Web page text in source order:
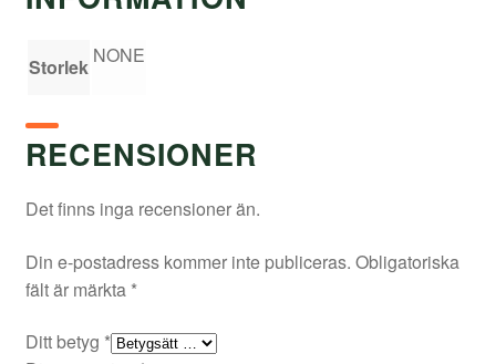
Storlek NONE
RECENSIONER
Det finns inga recensioner än.
Din e-postadress kommer inte publiceras. Obligatoriska
fält är märkta *
Ditt betyg *